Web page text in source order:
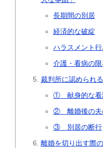
長期間の別居
経済的な破綻
ハラスメント行
介護・看病の限
裁判所に認められ
① 献身的な看
② 離婚後の夫
③ 別居の断行
離婚を切り出す際